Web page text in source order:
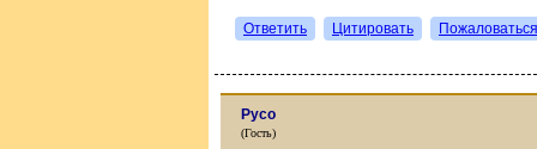
Ответить Цитировать Пожаловаться
Русо
(Гость)